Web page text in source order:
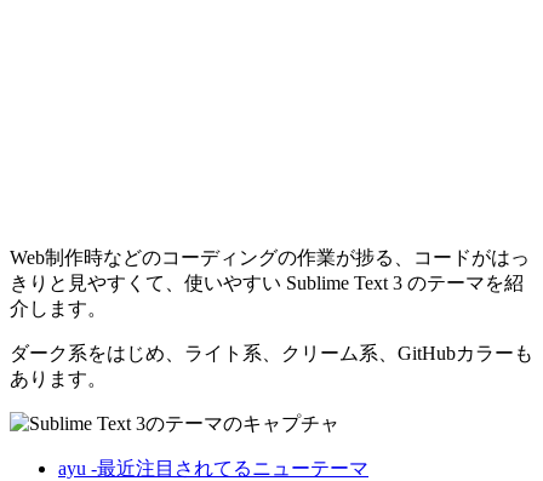
Web制作時などのコーディングの作業が捗る、コードがはっ
きりと見やすくて、使いやすい Sublime Text 3 のテーマを紹
介します。
ダーク系をはじめ、ライト系、クリーム系、GitHubカラーも
あります。
ayu -最近注目されてるニューテーマ